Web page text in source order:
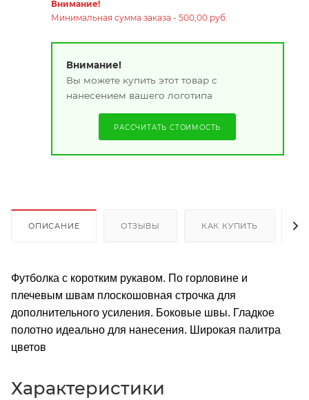
Внимание!
Минимальная сумма заказа - 500,00 руб.
Внимание!
Вы можете купить этот товар с
нанесением вашего логотипа
РАССЧИТАТЬ СТОИМОСТЬ
ОПИСАНИЕ ОТЗЫВЫ КАК КУПИТЬ
Футболка с коротким рукавом. По горловине и
плечевым швам плоскошовная строчка для
дополнительного усиления. Боковые швы. Гладкое
полотно идеально для нанесения. Широкая палитра
цветов
Характеристики